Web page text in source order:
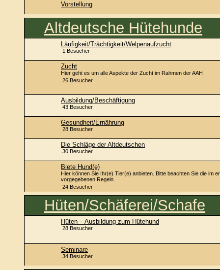
Vorstellung
Altdeutsche Hütehunde
Läufigkeit/Trächtigkeit/Welpenaufzucht
1 Besucher
Zucht
Hier geht es um alle Aspekte der Zucht im Rahmen der AAH
26 Besucher
Ausbildung/Beschäftigung
43 Besucher
Gesundheit/Ernährung
28 Besucher
Die Schläge der Altdeutschen
30 Besucher
Biete Hund(e)
Hier können Sie Ihr(e) Tier(e) anbieten. Bitte beachten Sie die im
vorgegebenen Regeln.
24 Besucher
Hüten/Schäferei/Schafe
Hüten – Ausbildung zum Hütehund
28 Besucher
Seminare
34 Besucher